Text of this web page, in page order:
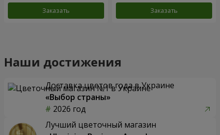
Заказать Заказать
Наши достижения
Доставка цветов года в Украине
«Выбор страны»
2026 год
Лучший цветочный магазин